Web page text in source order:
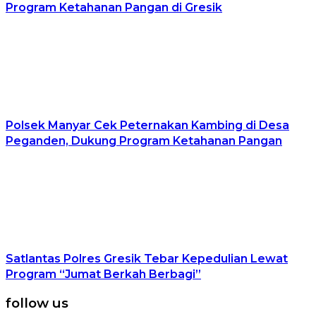
Program Ketahanan Pangan di Gresik
Polsek Manyar Cek Peternakan Kambing di Desa
Peganden, Dukung Program Ketahanan Pangan
Satlantas Polres Gresik Tebar Kepedulian Lewat
Program “Jumat Berkah Berbagi”
follow us